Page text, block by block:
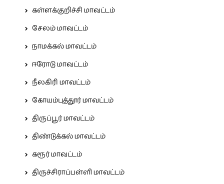
கள்ளக்குறிச்சி மாவட்டம்
சேலம் மாவட்டம்
நாமக்கல் மாவட்டம்
ஈரோடு மாவட்டம்
நீலகிரி மாவட்டம்
கோயம்புத்தூர் மாவட்டம்
திருப்பூர் மாவட்டம்
திண்டுக்கல் மாவட்டம்
கரூர் மாவட்டம்
திருச்சிராப்பள்ளி மாவட்டம்